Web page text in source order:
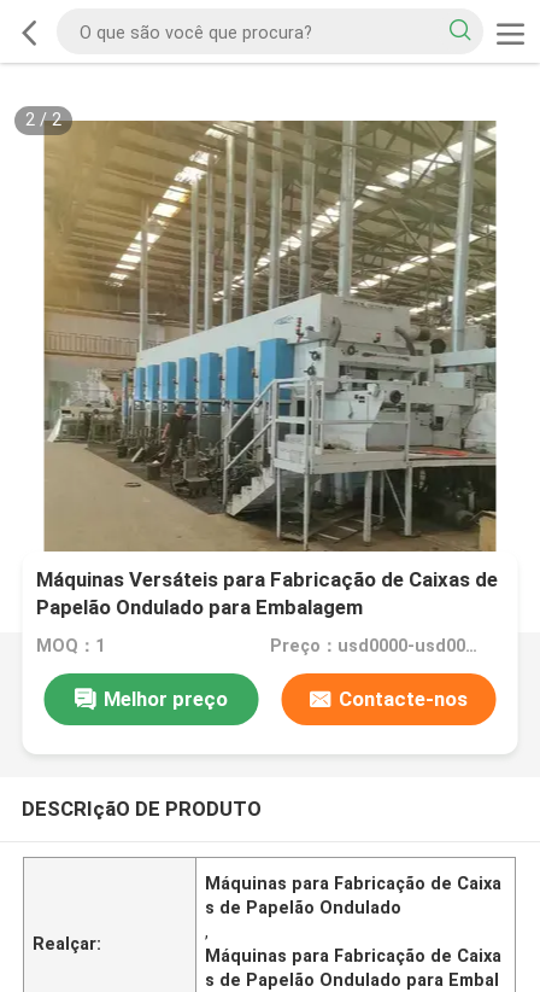
2/2
Máquinas Versáteis para Fabricação de Caixas de
Papelão Ondulado para Embalagem
MOQ：1 Preço：usd0000-usd00000
Melhor preço Contacte-nos
DESCRIçãO DE PRODUTO
Realçar:
Máquinas para Fabricação de Caixa
s de Papelão Ondulado
,
Máquinas para Fabricação de Caixa
s de Papelão Ondulado para Embal